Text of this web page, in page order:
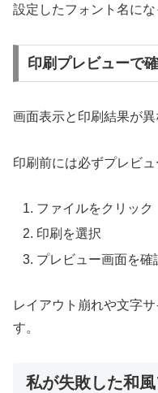
設定したフォント名にな
印刷プレビューで
画面表示と印刷結果が異
印刷前には必ずプレビュ
ファイルをクリック
印刷を選択
プレビュー画面を確
レイアウト崩れや文字
す。
私が失敗した和